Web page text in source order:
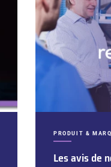
Les avis de
CATÉGORIES :
PRODUIT &